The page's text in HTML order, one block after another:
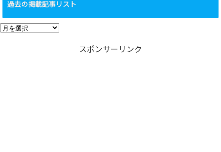
リ
ー
過去の掲載記事リスト
過
スポンサーリンク